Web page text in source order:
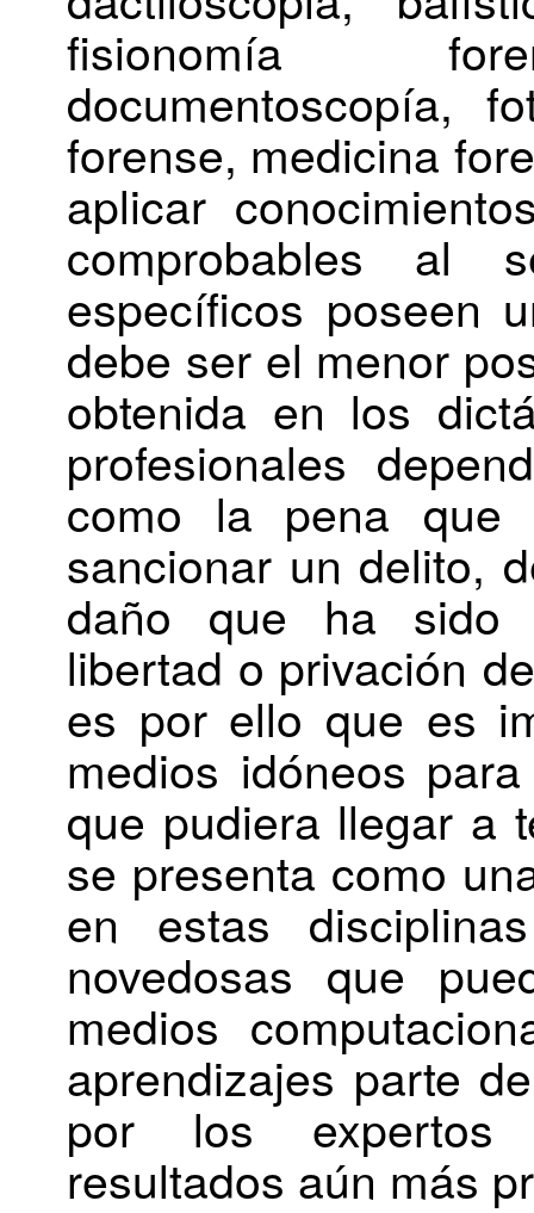
fisionomía
documentoscopía,
forense, medicina
aplicar
comprobables al
específicos poseen
debe ser el menor
obtenida en los
profesionales
como la pena que
sancionar un delito,
daño que ha sido
libertad o privación
es por ello que es
medios idóneos
que pudiera llegar a
se presenta como
en estas
novedosas que
medios
aprendizajes parte
por los expertos
resultados aún más